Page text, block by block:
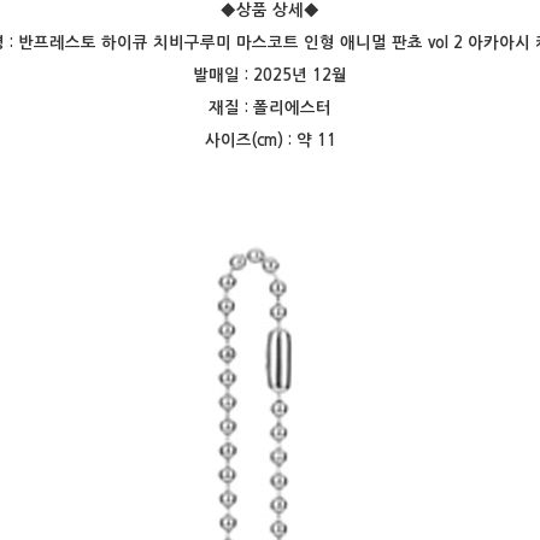
◆상품 상세 ◆
: 반프레스토 하이큐 치비구루미 마스코트 인형 애니멀 판쵸 vol 2 아카아시
발매일 : 2025년 12월
재질 : 폴리에스터
사이즈(cm) : 약 11